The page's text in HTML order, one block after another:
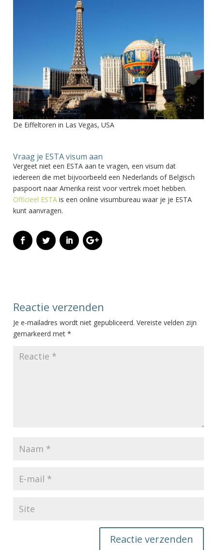
De Eiffeltoren in Las Vegas, USA
Vraag je ESTA visum aan
Vergeet niet een ESTA aan te vragen, een visum dat
iedereen die met bijvoorbeeld een Nederlands of Belgisch
paspoort naar Amerika reist voor vertrek moet hebben.
Officieel ESTAis een online visumbureau waar je je ESTA
kunt aanvragen.
Reactie verzenden
Je e-mailadres wordt niet gepubliceerd. Vereiste velden zijn
gemarkeerd met *